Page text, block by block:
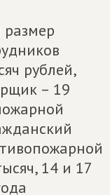
рублей,
– 19
14 и 17